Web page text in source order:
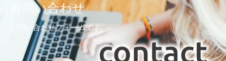
お問い合わせ
お問い合わせフォームです